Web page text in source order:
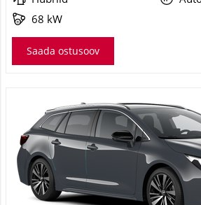
68 kW
Saada ostusoov